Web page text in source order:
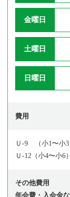
金曜日
土曜日
日曜日
費用
Ｕ-9 （小1〜小3
Ｕ-12（小4〜小6
その他費用
年会費・入会金